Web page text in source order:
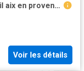
location appartement beaurecueil aix en provence 1 pièce 15 m2 bouches du rhone 13100 490 € / mois
Voir les détails